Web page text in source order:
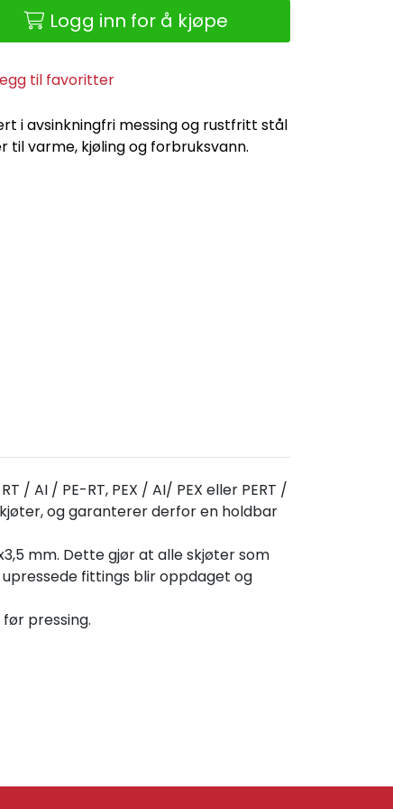
Logg inn for å kjøpe
til favoritter
i avsinkningfri messing og rustfritt stål
til varme, kjøling og forbruksvann.
AI / PE-RT, PEX / AI/ PEX eller PERT /
og garanterer derfor en holdbar
mm. Dette gjør at alle skjøter som
fittings blir oppdaget og
pressing.